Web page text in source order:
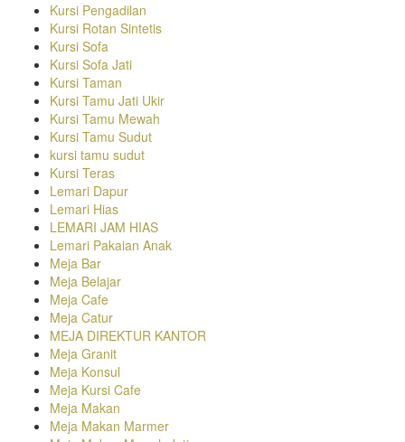
Kursi Pengadilan
Kursi Rotan Sintetis
Kursi Sofa
Kursi Sofa Jati
Kursi Taman
Kursi Tamu Jati Ukir
Kursi Tamu Mewah
Kursi Tamu Sudut
kursi tamu sudut
Kursi Teras
Lemari Dapur
Lemari Hias
LEMARI JAM HIAS
Lemari Pakaian Anak
Meja Bar
Meja Belajar
Meja Cafe
Meja Catur
MEJA DIREKTUR KANTOR
Meja Granit
Meja Konsul
Meja Kursi Cafe
Meja Makan
Meja Makan Marmer